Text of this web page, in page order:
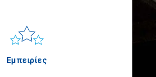
Εμπειρίες